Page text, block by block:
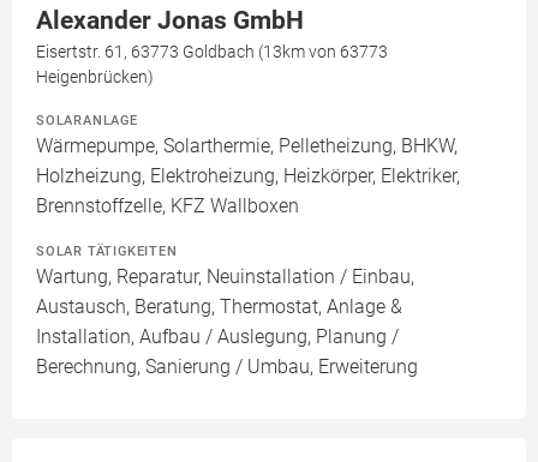
Alexander Jonas GmbH
Eisertstr. 61, 63773 Goldbach (13km von 63773
Heigenbrücken)
SOLARANLAGE
Wärmepumpe, Solarthermie, Pelletheizung, BHKW,
Holzheizung, Elektroheizung, Heizkörper, Elektriker,
Brennstoffzelle, KFZ Wallboxen
SOLAR TÄTIGKEITEN
Wartung, Reparatur, Neuinstallation / Einbau,
Austausch, Beratung, Thermostat, Anlage &
Installation, Aufbau / Auslegung, Planung /
Berechnung, Sanierung / Umbau, Erweiterung